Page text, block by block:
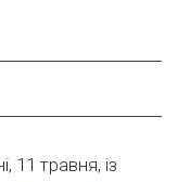
11 травня, із